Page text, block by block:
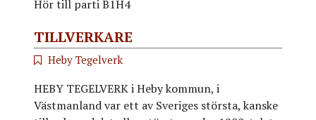
Hör till parti B1H4
TILLVERKARE
Heby Tegelverk
HEBY TEGELVERK i Heby kommun, i
Västmanland var ett av Sveriges största, kanske